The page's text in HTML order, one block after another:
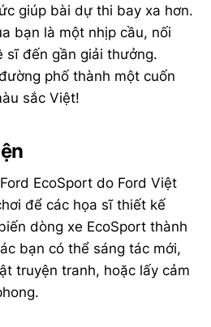
giúp bài dự thi bay xa hơn.
bạn là một nhịp cầu, nối
sĩ đến gần giải thưởng.
phố thành một cuốn
sắc Việt!
EcoSport do Ford Việt
để các họa sĩ thiết kế
dòng xe EcoSport thành
bạn có thể sáng tác mới,
truyện tranh, hoặc lấy cảm